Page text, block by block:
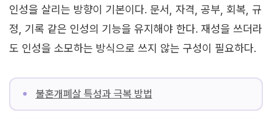
인성을 살리는 방향이 기본이다. 문서, 자격, 공부, 회복, 규
정, 기록 같은 인성의 기능을 유지해야 한다. 재성을 쓰더라
도 인성을 소모하는 방식으로 쓰지 않는 구성이 필요하다.
불혼개폐살 특성과 극복 방법